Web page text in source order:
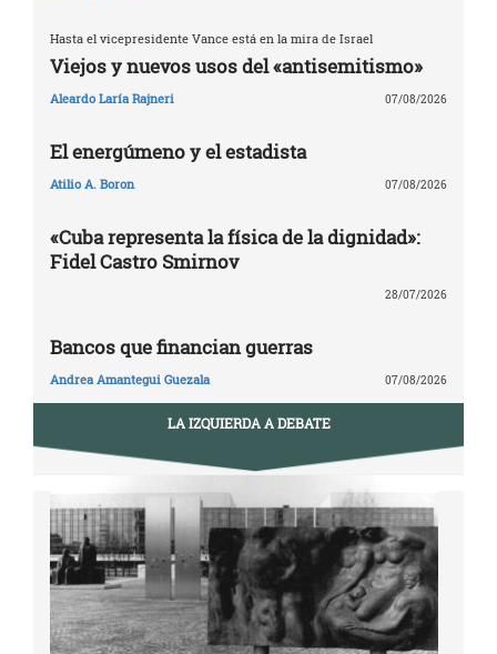
Hasta el vicepresidente Vance está en la mira de Israel
Viejos y nuevos usos del «antisemitismo»
Aleardo Laría Rajneri 07/08/2026
El energúmeno y el estadista
Atilio A. Boron 07/08/2026
«Cuba representa la física de la dignidad»:
Fidel Castro Smirnov
28/07/2026
Bancos que financian guerras
Andrea Amantegui Guezala 07/08/2026
LA IZQUIERDA A DEBATE